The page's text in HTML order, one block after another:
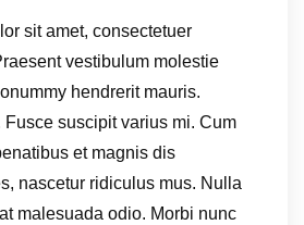
sit amet, consectetuer
vestibulum molestie
hendrerit mauris.
Fusce suscipit varius mi. Cum
et magnis dis
nascetur ridiculus mus. Nulla
malesuada odio. Morbi nunc